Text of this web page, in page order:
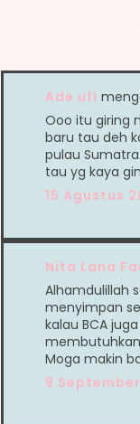
Ade ufi
Ooo itu giring
baru tau deh
pulau
tau yg kaya
15 Agustus
Nita Lana
Alhamdulillah
menyimpan
kalau BCA
Moga makin
9